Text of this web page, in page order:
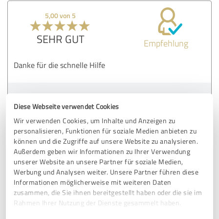
Diese Webseite verwendet Cookies
Wir verwenden Cookies, um Inhalte und Anzeigen zu
personalisieren, Funktionen für soziale Medien anbieten zu
können und die Zugriffe auf unsere Website zu analysieren.
Außerdem geben wir Informationen zu Ihrer Verwendung
unserer Website an unsere Partner für soziale Medien,
Werbung und Analysen weiter. Unsere Partner führen diese
Informationen möglicherweise mit weiteren Daten
zusammen, die Sie ihnen bereitgestellt haben oder die sie im
Rahmen Ihrer Nutzung der Dienste gesammelt haben.
5,00 von 5
SEHR GUT Empfehlung
Danke für die schnelle Hilfe
DJ Vermittlung über Roland Firnkes DJ
26.11.2024 Anonym
5,00 von 5
SEHR GUT Empfehlung